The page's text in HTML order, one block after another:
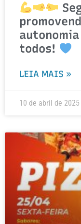
todos!
LEIA MAIS »
10 de abril de 2025